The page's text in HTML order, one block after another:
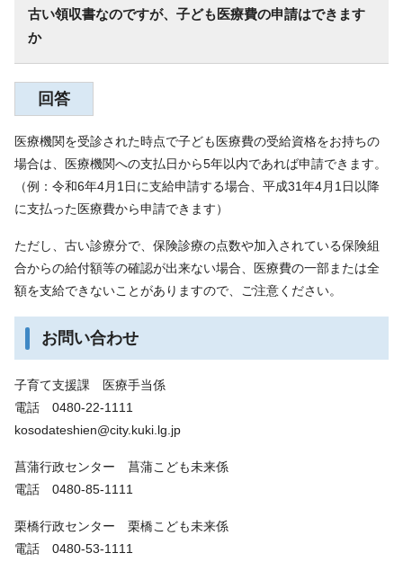
古い領収書なのですが、子ども医療費の申請はできます
か
回答
医療機関を受診された時点で子ども医療費の受給資格をお持ちの
場合は、医療機関への支払日から5年以内であれば申請できます。
（例：令和6年4月1日に支給申請する場合、平成31年4月1日以降
に支払った医療費から申請できます）
ただし、古い診療分で、保険診療の点数や加入されている保険組
合からの給付額等の確認が出来ない場合、医療費の一部または全
額を支給できないことがありますので、ご注意ください。
お問い合わせ
子育て支援課 医療手当係
電話 0480-22-1111
kosodateshien@city.kuki.lg.jp
菖蒲行政センター 菖蒲こども未来係
電話 0480-85-1111
栗橋行政センター 栗橋こども未来係
電話 0480-53-1111